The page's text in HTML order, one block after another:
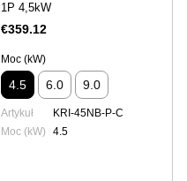
1P 4,5kW
€359.12
Moc (kW)
4.5 6.0 9.0
Artykuł
KRI-45NB-P-C
Moc (kW)
4.5